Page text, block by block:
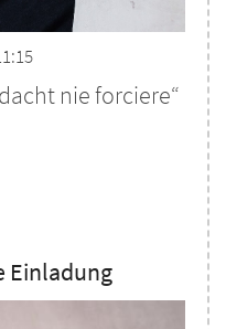
nie forciere“
Einladung